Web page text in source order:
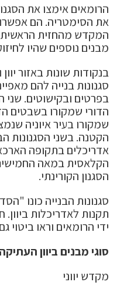
הרומאים אימצו את
את הסימטריה. הם
המקדש מהחזית
מבנים נוספים שהיו
בנקודות שונות באזור
סגנונות בנייה להם
בפרטים ובקישוטים. שני
הדורי שמקורו בשבטים
שמקורו בעיר איוניה
הקטנה. בשני הסגנונות
אדריכלים בתקופה
הקלאסית במאה
הסגנון הקורינתי.
סגנונות הבנייה כונו
תקנות לאדריכלות
ידי הרומאים וראו ביטוי
סוגי מבנים ביוון העתיקה
מקדש יווני